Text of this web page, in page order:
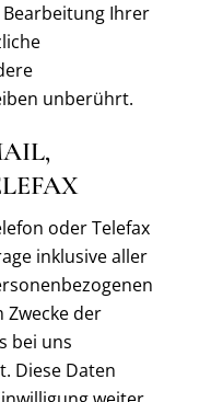
Bearbeitung Ihrer
unberührt.
oder Telefax
inklusive aller
Zwecke der
bei uns
Diese Daten